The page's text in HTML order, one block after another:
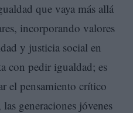
que vaya más allá
incorporando valores
y justicia social en
con pedir igualdad; es
el pensamiento crítico
generaciones jóvenes